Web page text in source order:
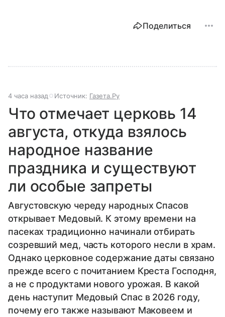
Поделиться
4 часа назад Источник: Газета.Ру
Что отмечает церковь 14
августа, откуда взялось
народное название
праздника и существуют
ли особые запреты
Августовскую череду народных Спасов
открывает Медовый. К этому времени на
пасеках традиционно начинали отбирать
созревший мед, часть которого несли в храм.
Однако церковное содержание даты связано
прежде всего с почитанием Креста Господня,
а не с продуктами нового урожая. В какой
день наступит Медовый Спас в 2026 году,
почему его также называют Маковеем и